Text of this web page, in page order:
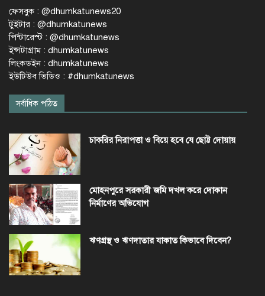
ফেসবুক : @dhumkatunews20
টুইটার : @dhumkatunews
পিন্টারেস্ট : @dhumkatunews
ইন্সটাগ্রাম : dhumkatunews
লিংকডইন : dhumkatunews
ইউটিউব ভিডিও : #dhumkatunews
সর্বাধিক পঠিত
চাকরির নিরাপত্তা ও বিয়ে হবে যে ছোট্ট দোয়ায়
মোহনপুরে সরকারী জমি দখল করে দোকান
নির্মাণের অভিযোগ
ঋণগ্রস্থ ও ঋণদাতার যাকাত কিভাবে দিবেন?